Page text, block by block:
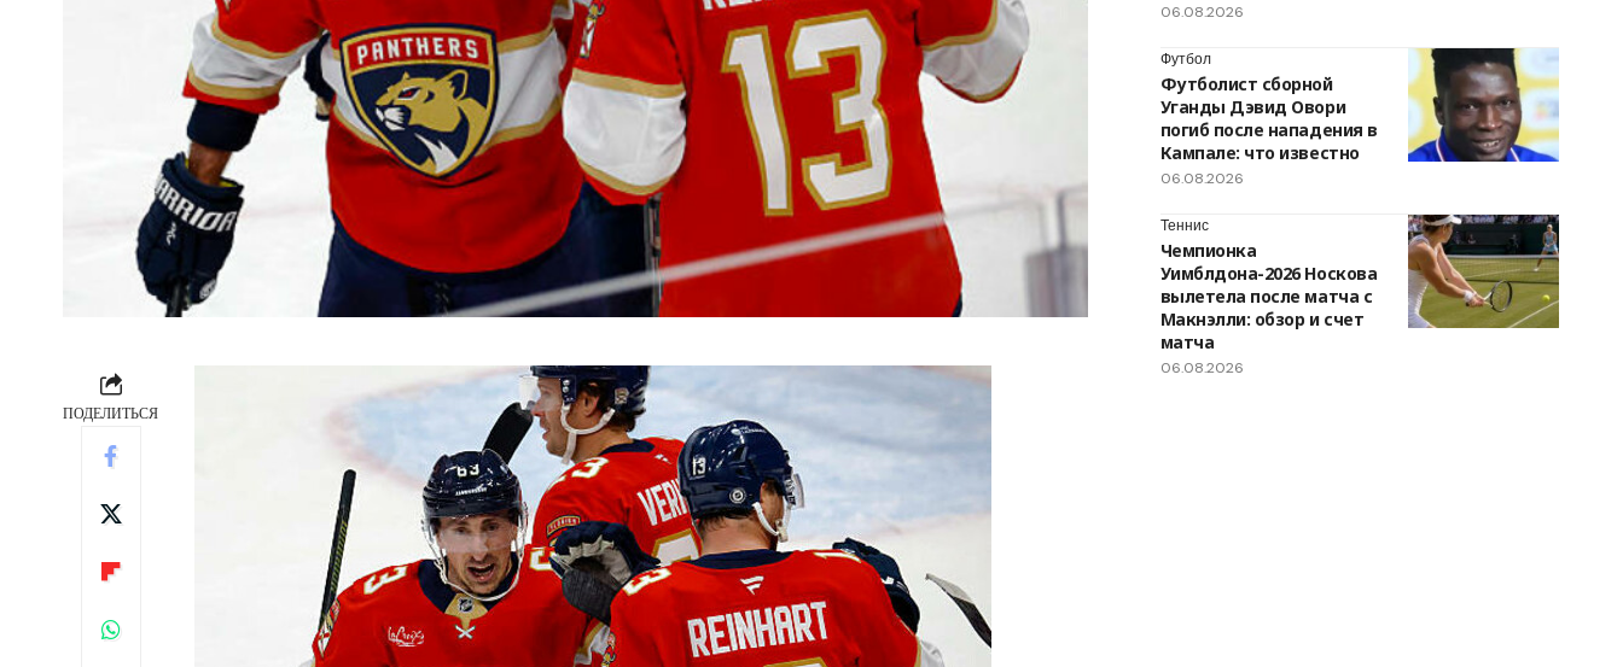
ПОДЕЛИТЬСЯ
06.08.2026
Футбол
Футболист сборной
Уганды Дэвид Овори
погиб после нападения в
Кампале: что известно
06.08.2026
Теннис
Чемпионка
Уимблдона-2026 Носкова
вылетела после матча с
Макнэлли: обзор и счет
матча
06.08.2026